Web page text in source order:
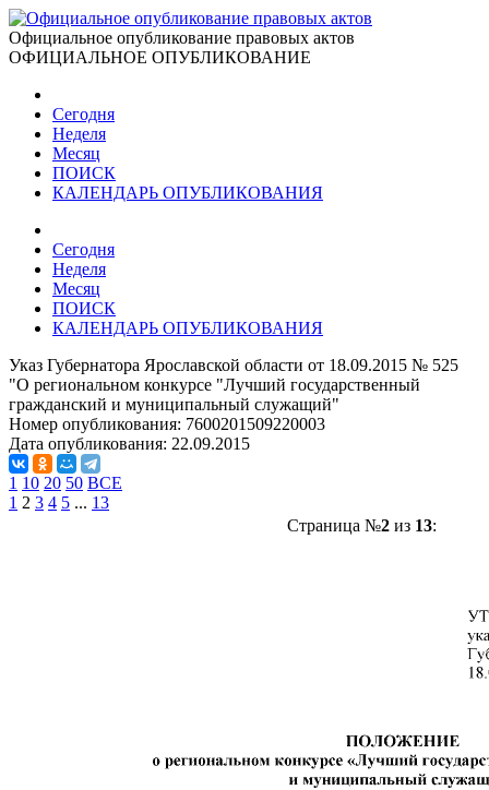
Официальное опубликование правовых актов
ОФИЦИАЛЬНОЕ ОПУБЛИКОВАНИЕ
Сегодня
Неделя
Месяц
ПОИСК
КАЛЕНДАРЬ ОПУБЛИКОВАНИЯ
Сегодня
Неделя
Месяц
ПОИСК
КАЛЕНДАРЬ ОПУБЛИКОВАНИЯ
Указ Губернатора Ярославской области от 18.09.2015 № 525
"О региональном конкурсе "Лучший государственный
гражданский и муниципальный служащий"
Номер опубликования: 7600201509220003
Дата опубликования: 22.09.2015
1 10 20 50 ВСЕ
1 2 3 4 5 ... 13
Страница №2из 13: